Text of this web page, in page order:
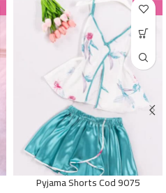
-38%
Pyjama Shorts Cod 9075